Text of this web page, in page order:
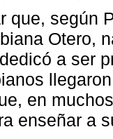
que, según
Otero,
a ser
en
enseñar a